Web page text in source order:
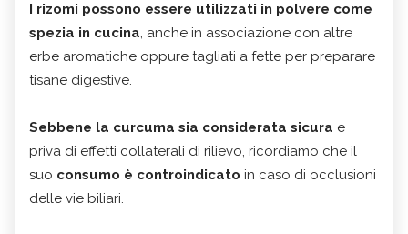
I rizomi possono essere utilizzati in polvere come
spezia in cucina, anche in associazione con altre
erbe aromatiche oppure tagliati a fette per preparare
tisane digestive.
Sebbene la curcuma sia considerata sicura e
priva di effetti collaterali di rilievo, ricordiamo che il
suo consumo è controindicato in caso di occlusioni
delle vie biliari.